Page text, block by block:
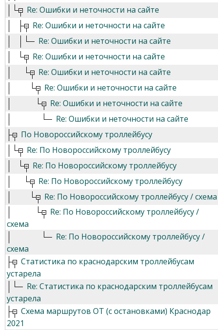
Re: Ошибки и неточности на сайте
Re: Ошибки и неточности на сайте
Re: Ошибки и неточности на сайте
Re: Ошибки и неточности на сайте
Re: Ошибки и неточности на сайте
Re: Ошибки и неточности на сайте
Re: Ошибки и неточности на сайте
Re: Ошибки и неточности на сайте
По Новороссийскому троллейбусу
Re: По Новороссийскому троллейбусу
Re: По Новороссийскому троллейбусу
Re: По Новороссийскому троллейбусу
Re: По Новороссийскому троллейбусу / схема
Re: По Новороссийскому троллейбусу /
схема
Re: По Новороссийскому троллейбусу /
схема
Статистика по краснодарским троллейбусам
устарела
Re: Статистика по краснодарским троллейбусам
устарела
Схема маршрутов ОТ (с остановками) Краснодар
2021